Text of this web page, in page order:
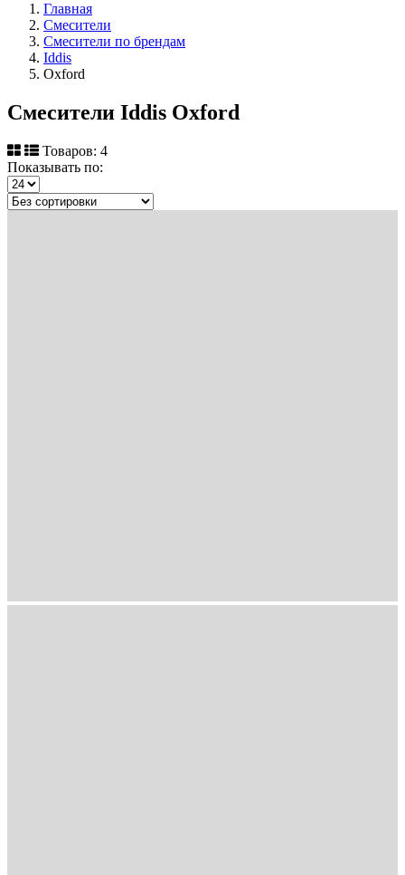
Главная
Смесители
Смесители по брендам
Iddis
Oxford
Смесители Iddis Oxford
Товаров: 4
Показывать по: